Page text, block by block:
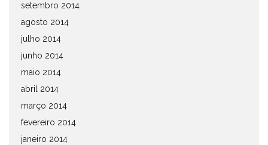
setembro 2014
agosto 2014
julho 2014
junho 2014
maio 2014
abril 2014
março 2014
fevereiro 2014
janeiro 2014